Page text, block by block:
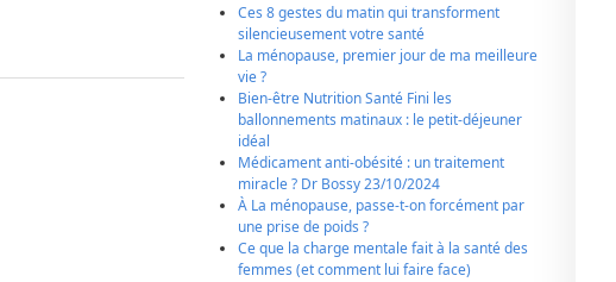
Ces 8 gestes du matin qui transforment
silencieusement votre santé
La ménopause, premier jour de ma meilleure
vie ?
Bien-être Nutrition Santé Fini les
ballonnements matinaux : le petit-déjeuner
idéal
Médicament anti-obésité : un traitement
miracle ? Dr Bossy 23/10/2024
À La ménopause, passe-t-on forcément par
une prise de poids ?
Ce que la charge mentale fait à la santé des
femmes (et comment lui faire face)